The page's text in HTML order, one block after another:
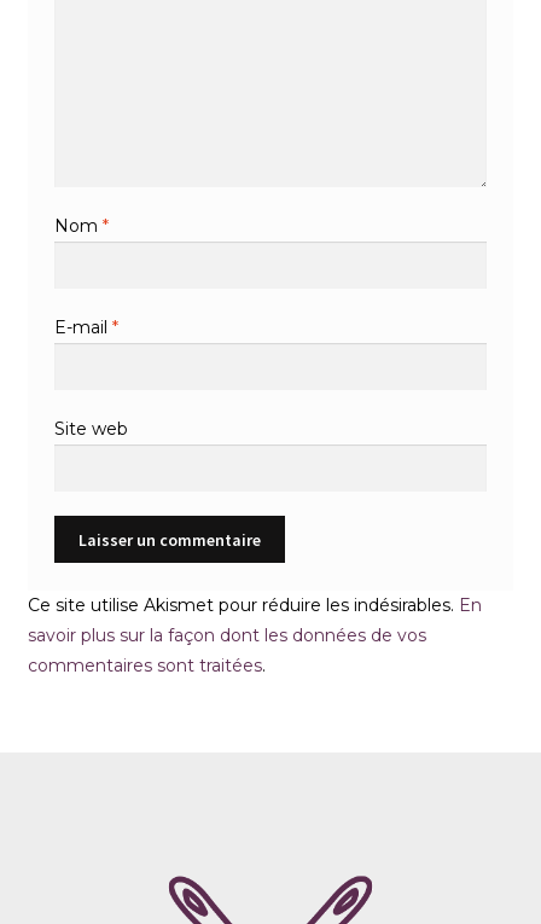
Nom*
E-mail*
Site web
Ce site utilise Akismet pour réduire les indésirables. En
savoir plus sur la façon dont les données de vos
commentaires sont traitées.